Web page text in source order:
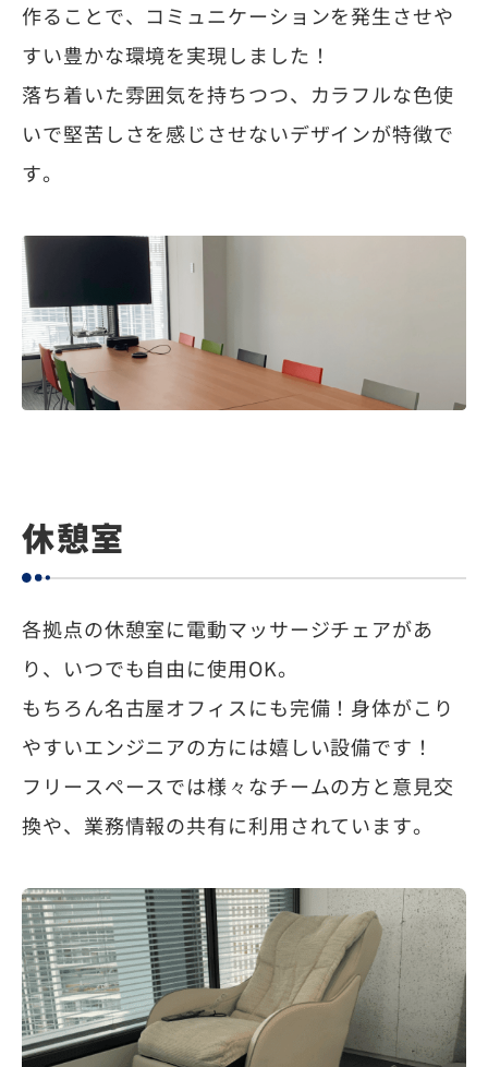
作ることで、コミュニケーションを発生させや
すい豊かな環境を実現しました！
落ち着いた雰囲気を持ちつつ、カラフルな色使
いで堅苦しさを感じさせないデザインが特徴で
す。
休憩室
各拠点の休憩室に電動マッサージチェアがあ
り、いつでも自由に使用OK。
もちろん名古屋オフィスにも完備！身体がこり
やすいエンジニアの方には嬉しい設備です！
フリースペースでは様々なチームの方と意見交
換や、業務情報の共有に利用されています。